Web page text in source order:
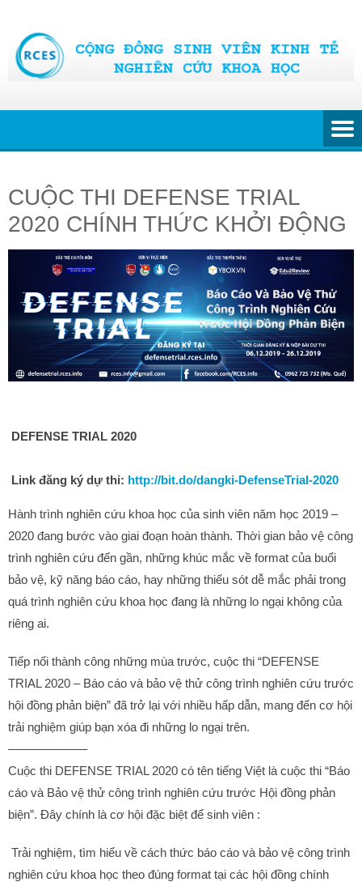
content
CUỘC THI DEFENSE TRIAL
2020 CHÍNH THỨC KHỞI ĐỘNG
DEFENSE TRIAL 2020
Link đăng ký dự thi: http://bit.do/dangki-DefenseTrial-2020
Hành trình nghiên cứu khoa học của sinh viên năm học 2019 –
2020 đang bước vào giai đoạn hoàn thành. Thời gian bảo vệ công
trình nghiên cứu đến gần, những khúc mắc về format của buổi
bảo vệ, kỹ năng báo cáo, hay những thiếu sót dễ mắc phải trong
quá trình nghiên cứu khoa học đang là những lo ngại không của
riêng ai.
Tiếp nối thành công những mùa trước, cuộc thi “DEFENSE
TRIAL 2020 – Báo cáo và bảo vệ thử công trình nghiên cứu trước
hội đồng phản biện” đã trở lại với nhiều hấp dẫn, mang đến cơ hội
trải nghiệm giúp bạn xóa đi những lo ngại trên.
——————–
Cuộc thi DEFENSE TRIAL 2020 có tên tiếng Việt là cuộc thi “Báo
cáo và Bảo vệ thử công trình nghiên cứu trước Hội đồng phản
biện”. Đây chính là cơ hội đặc biệt để sinh viên :
Trải nghiệm, tìm hiểu về cách thức báo cáo và bảo vệ công trình
nghiên cứu khoa học theo đúng format tại các hội đồng chính